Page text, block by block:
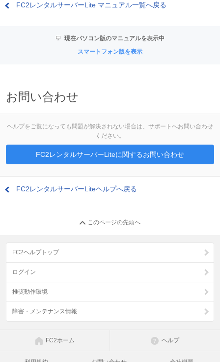
FC2レンタルサーバーLite マニュアル一覧へ戻る
現在パソコン版のマニュアルを表示中
スマートフォン版を表示
お問い合わせ
ヘルプをご覧になっても問題が解決されない場合は、サポートへお問い合わせ
ください。
FC2レンタルサーバーLiteに関するお問い合わせ
FC2レンタルサーバーLiteヘルプへ戻る
このページの先頭へ
FC2ヘルプトップ
ログイン
推奨動作環境
障害・メンテナンス情報
FC2ホーム ヘルプ